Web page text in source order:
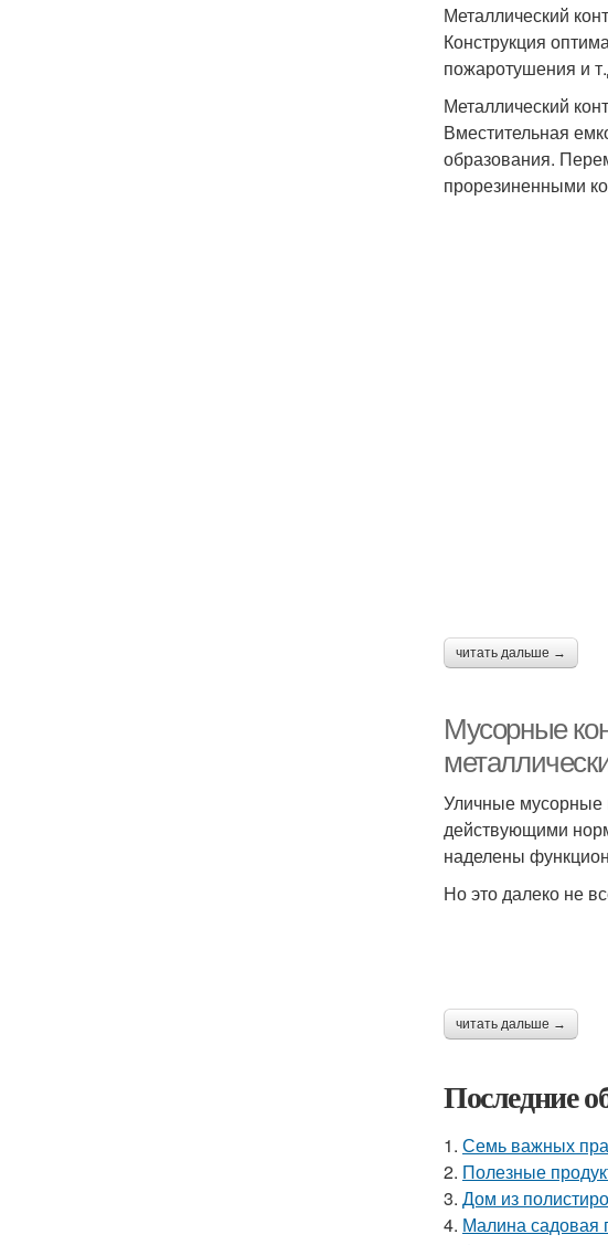
Металлический
Конструкция
пожаротушения и
Металлический
Вместительная
образования.
прорезиненными
читать дальше →
Мусорные
Уличные мусорные
действующими
наделены
Но это далеко не
читать дальше →
Последние
1. Семь важных
2. Полезные
3. Дом из
4. Малина садовая